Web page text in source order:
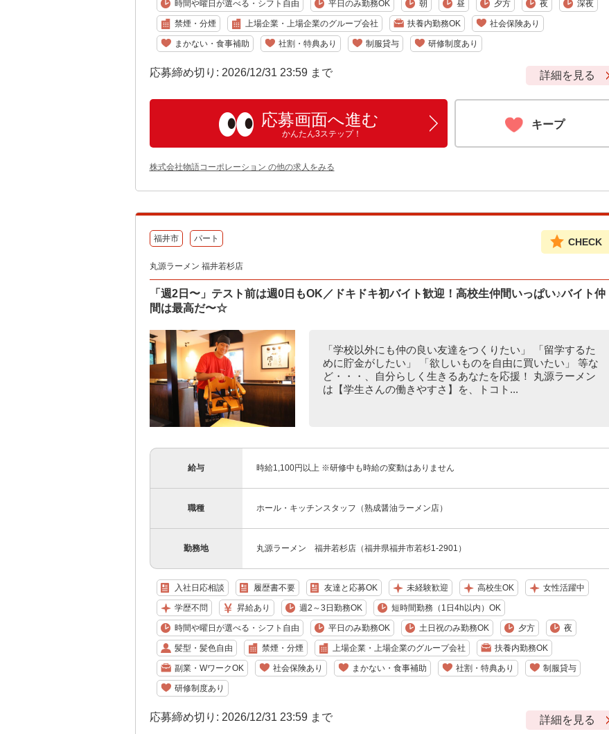
時間や曜日が選べる・シフト自由 平日のみ勤務OK 朝 昼 夕方 夜 深夜
禁煙・分煙 上場企業・上場企業のグループ会社 扶養内勤務OK 社会保険あり
まかない・食事補助 社割・特典あり 制服貸与 研修制度あり
応募締め切り: 2026/12/31 23:59 まで 詳細を見る
応募画面へ進む
かんたん3ステップ！
キープ
株式会社物語コーポレーション の他の求人をみる
福井市 パート CHECK
丸源ラーメン 福井若杉店
「週2日〜」テスト前は週0日もOK／ドキドキ初バイト歓迎！高校生仲間いっぱい♪バイト仲
間は最高だ〜☆
「学校以外にも仲の良い友達をつくりたい」 「留学するた
めに貯金がしたい」 「欲しいものを自由に買いたい」 等な
ど・・・、自分らしく生きるあなたを応援！ 丸源ラーメン
は【学生さんの働きやすさ】を、トコト...
給与 時給1,100円以上 ※研修中も時給の変動はありません
職種 ホール・キッチンスタッフ（熟成醤油ラーメン店）
勤務地 丸源ラーメン 福井若杉店（福井県福井市若杉1-2901）
入社日応相談 履歴書不要 友達と応募OK 未経験歓迎 高校生OK 女性活躍中
学歴不問 昇給あり 週2～3日勤務OK 短時間勤務（1日4h以内）OK
時間や曜日が選べる・シフト自由 平日のみ勤務OK 土日祝のみ勤務OK 夕方 夜
髪型・髪色自由 禁煙・分煙 上場企業・上場企業のグループ会社 扶養内勤務OK
副業・WワークOK 社会保険あり まかない・食事補助 社割・特典あり 制服貸与
研修制度あり
応募締め切り: 2026/12/31 23:59 まで 詳細を見る